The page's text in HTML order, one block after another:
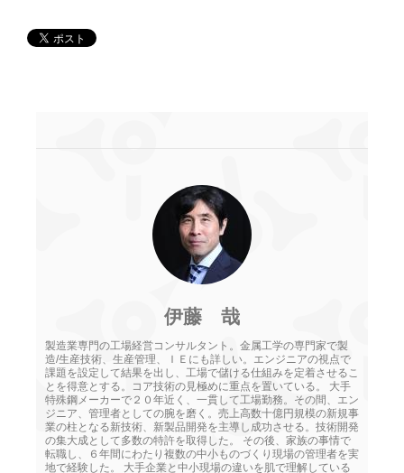
伊藤 哉
製造業専門の工場経営コンサルタント。金属工学の専門家で製
造/生産技術、生産管理、ＩＥにも詳しい。エンジニアの視点で
課題を設定して結果を出し、工場で儲ける仕組みを定着させるこ
とを得意とする。コア技術の見極めに重点を置いている。 大手
特殊鋼メーカーで２０年近く、一貫して工場勤務。その間、エン
ジニア、管理者としての腕を磨く。売上高数十億円規模の新規事
業の柱となる新技術、新製品開発を主導し成功させる。技術開発
の集大成として多数の特許を取得した。 その後、家族の事情で
転職し、６年間にわたり複数の中小ものづくり現場の管理者を実
地で経験した。 大手企業と中小現場の違いを肌で理解している